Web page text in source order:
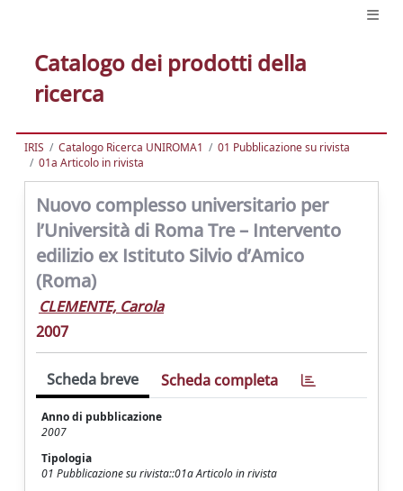
Catalogo dei prodotti della
ricerca
IRIS Catalogo Ricerca UNIROMA1
01 Pubblicazione su rivista
01a Articolo in rivista
Nuovo complesso universitario per
l’Università di Roma Tre – Intervento
edilizio ex Istituto Silvio d’Amico
(Roma)
CLEMENTE, Carola
2007
Scheda breve Scheda completa
Anno di pubblicazione
2007
Tipologia
01 Pubblicazione su rivista::01a Articolo in rivista